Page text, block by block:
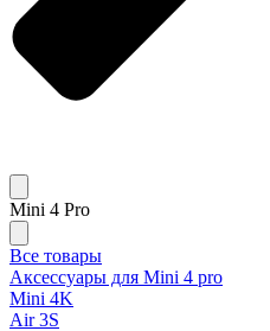
Mini 4 Pro
Все товары
Аксессуары для Mini 4 pro
Mini 4K
Air 3S